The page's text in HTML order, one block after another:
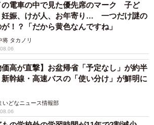
の電車の中で見た優先席のマーク 子ど
妊娠、けが人、お年寄り… 一つだけ謎の
が！？「だから黄色なんですね」
将 タカノリ
価高が直撃】お盆帰省「予定なし」が約半
幹線・高速バスの「使い分け」が鮮明に
いどなニュース情報部